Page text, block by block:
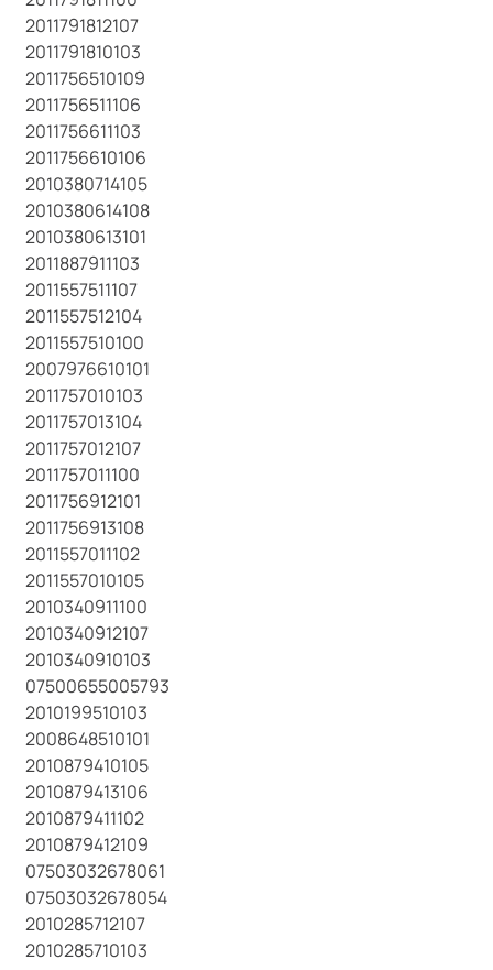
2011791812107
2011791810103
2011756510109
2011756511106
2011756611103
2011756610106
2010380714105
2010380614108
2010380613101
2011887911103
2011557511107
2011557512104
2011557510100
2007976610101
2011757010103
2011757013104
2011757012107
2011757011100
2011756912101
2011756913108
2011557011102
2011557010105
2010340911100
2010340912107
2010340910103
07500655005793
2010199510103
2008648510101
2010879410105
2010879413106
2010879411102
2010879412109
07503032678061
07503032678054
2010285712107
2010285710103